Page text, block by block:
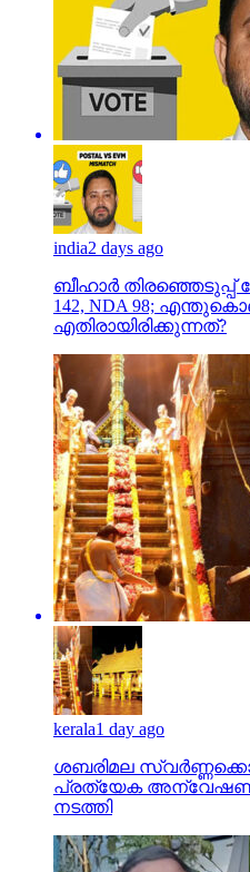
india2 days ago
ബീഹാർ തിരഞ്ഞെടുപ്പ്
142, NDA 98;
എതിരായിരിക്കുന്നത്?
kerala1 day ago
ശബരിമല
പ്രത്യേക
നടത്തി